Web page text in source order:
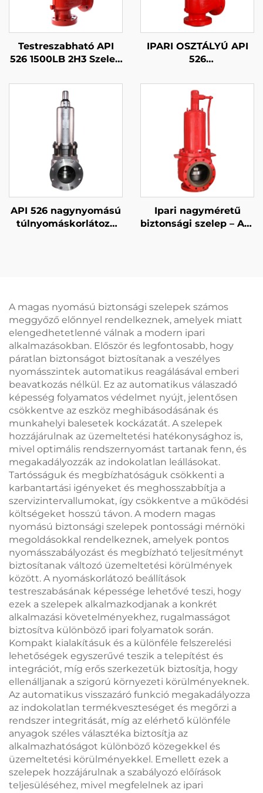
Testreszabható API
526 1500LB 2H3 Szelep
Állítható Kifúvási Idő,
LNG Üzemekhez és
Finomítókhoz
IPARI OSZTÁLYÚ API
526
SZELEP – 900LB 4N6 –
WCB/316 KÉSZÜLÉK –
ÁLLÍTHATÓ KAZÁN/
API 526 nagynyomású
túlnyomáskorlátozó
üzemekhez
Ipari nagyméretű
biztonsági szelep – API
számára
A magas nyomású biztonsági szelepek számos
meggyőző előnnyel rendelkeznek, amelyek miatt
elengedhetetlenné válnak a modern ipari
alkalmazásokban. Először és legfontosabb, hogy
páratlan biztonságot biztosítanak a veszélyes
nyomásszintek automatikus reagálásával emberi
beavatkozás nélkül. Ez az automatikus válaszadó
képesség folyamatos védelmet nyújt, jelentősen
csökkentve az eszköz meghibásodásának és
munkahelyi balesetek kockázatát. A szelepek
hozzájárulnak az üzemeltetési hatékonysághoz is,
mivel optimális rendszernyomást tartanak fenn, és
megakadályozzák az indokolatlan leállásokat.
Tartósságuk és megbízhatóságuk csökkenti a
karbantartási igényeket és meghosszabbítja a
szervizintervallumokat, így csökkentve a működési
költségeket hosszú távon. A modern magas
nyomású biztonsági szelepek pontossági mérnöki
megoldásokkal rendelkeznek, amelyek pontos
nyomásszabályozást és megbízható teljesítményt
biztosítanak változó üzemeltetési körülmények
között. A nyomáskorlátozó beállítások
testreszabásának képessége lehetővé teszi, hogy
ezek a szelepek alkalmazkodjanak a konkrét
alkalmazási követelményekhez, rugalmasságot
biztosítva különböző ipari folyamatok során.
Kompakt kialakításuk és a különféle felszerelési
lehetőségek egyszerűvé teszik a telepítést és
integrációt, míg erős szerkezetük biztosítja, hogy
ellenálljanak a szigorú környezeti körülményeknek.
Az automatikus visszazáró funkció megakadályozza
az indokolatlan termékveszteséget és megőrzi a
rendszer integritását, míg az elérhető különféle
anyagok széles választéka biztosítja az
alkalmazhatóságot különböző közegekkel és
üzemeltetési körülményekkel. Emellett ezek a
szelepek hozzájárulnak a szabályozó előírások
teljesüléséhez, mivel megfelelnek az ipari